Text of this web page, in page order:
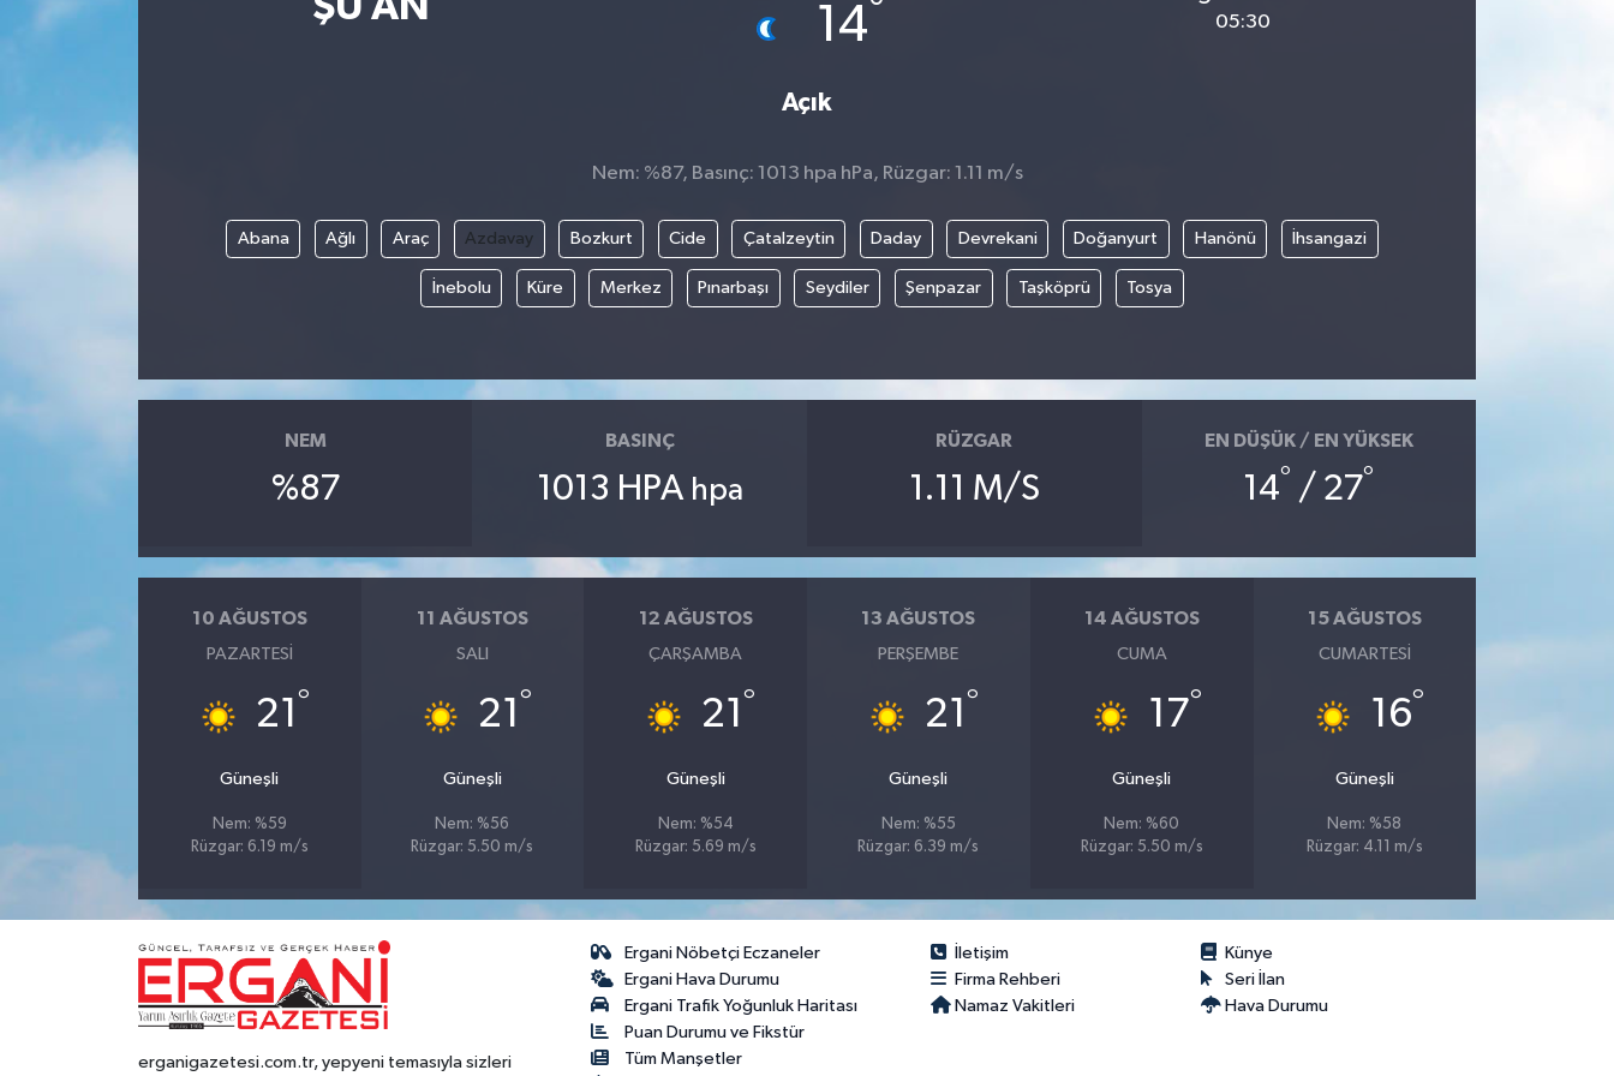
14°
Açık
05:30
Nem: %87, Basınç: 1013 hpa hPa, Rüzgar: 1.11 m/s
Abana Ağlı Araç Azdavay Bozkurt Cide Çatalzeytin Daday Devrekani Doğanyurt Hanönü İhsangazi
İnebolu Küre Merkez Pınarbaşı Seydiler Şenpazar Taşköprü Tosya
NEM
%87
BASINÇ
1013 HPA hpa
RÜZGAR
1.11 M/S
EN DÜŞÜK / EN YÜKSEK
14° / 27°
10 AĞUSTOS
PAZARTESI
21 °
Güneşli
Nem: %59
Rüzgar: 6.19 m/s
11 AĞUSTOS
SALI
21 °
Güneşli
Nem: %56
Rüzgar: 5.50 m/s
12 AĞUSTOS
ÇARŞAMBA
21 °
Güneşli
Nem: %54
Rüzgar: 5.69 m/s
13 AĞUSTOS
PERŞEMBE
21 °
Güneşli
Nem: %55
Rüzgar: 6.39 m/s
14 AĞUSTOS
CUMA
17°
Güneşli
Nem: %60
Rüzgar: 5.50 m/s
15 AĞUSTOS
CUMARTESI
16°
Güneşli
Nem: %58
Rüzgar: 4.11 m/s
erganigazetesi.com.tr, yepyeni temasıyla sizleri
Ergani Nöbetçi Eczaneler
Ergani Hava Durumu
Ergani Trafik Yoğunluk Haritası
Puan Durumu ve Fikstür
Tüm Manşetler
İletişim
Künye
Firma Rehberi
Seri İlan
Namaz Vakitleri
Hava Durumu
Bi̇li̇m & Teknoloji̇